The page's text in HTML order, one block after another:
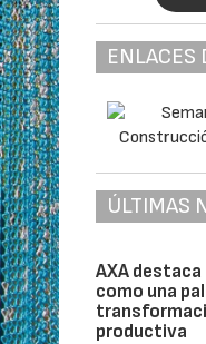
ENLACES
ÚLTIMAS
AXA
como una
productiva